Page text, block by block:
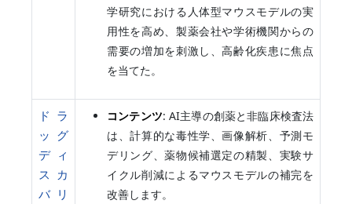
学研究における人体型マウスモデルの実
用性を高め、製薬会社や学術機関からの
需要の増加を刺激し、高齢化疾患に焦点
を当てた。
ドラ
ッグ
ディ
スカ
バリ
コンテンツ: AI主導の創薬と非臨床検査法
は、計算的な毒性学、画像解析、予測モ
デリング、薬物候補選定の精製、実験サ
イクル削減によるマウスモデルの補完を
改善します。